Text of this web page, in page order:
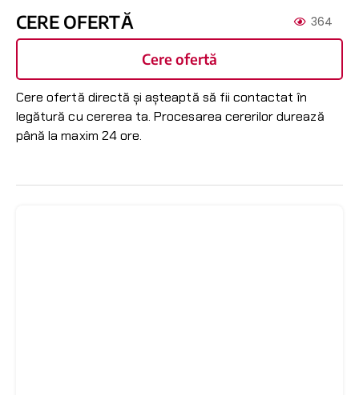
CERE OFERTĂ 364
Cere ofertă
Cere ofertă directă și așteaptă să fii contactat în
legătură cu cererea ta. Procesarea cererilor durează
până la maxim 24 ore.